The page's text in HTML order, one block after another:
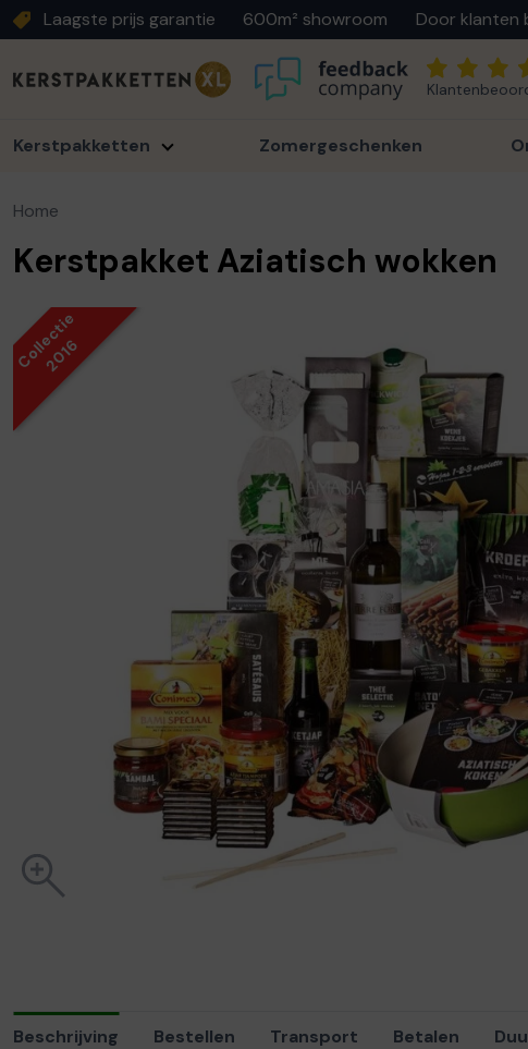
Laagste prijs garantie 600m² showroom Door klanten
Kerstpakketten Zomergeschenken
Home
Kerstpakket Aziatisch wokken
Collectie
2016
Beschrijving Bestellen Transport Betalen